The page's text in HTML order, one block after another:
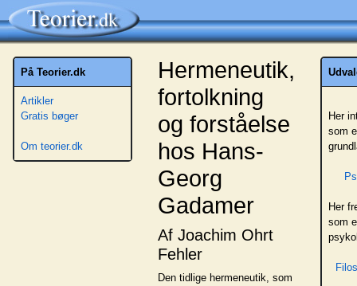
På Teorier.dk
Artikler
Gratis bøger
Om teorier.dk
Hermeneutik,
fortolkning
og forståelse
hos Hans-
Georg
Gadamer
Af Joachim Ohrt
Fehler
Den tidlige hermeneutik, som
Her
som
Her
som